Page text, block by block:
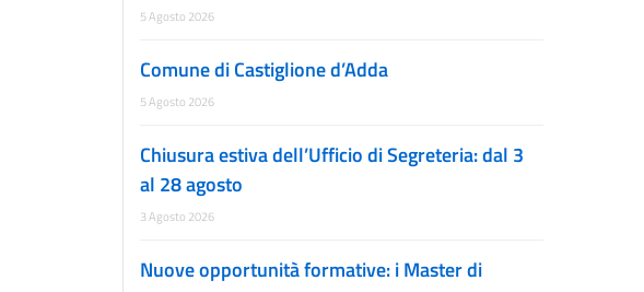
5 Agosto 2026
Comune di Castiglione d’Adda
5 Agosto 2026
Chiusura estiva dell’Ufficio di Segreteria: dal 3
al 28 agosto
3 Agosto 2026
Nuove opportunità formative: i Master di